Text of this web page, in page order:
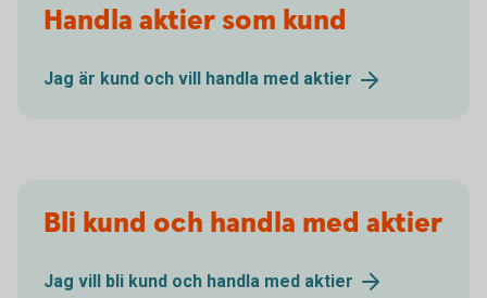
Handla aktier som kund
Jag är kund och vill handla med aktier
Bli kund och handla med aktier
Jag vill bli kund och handla med aktier